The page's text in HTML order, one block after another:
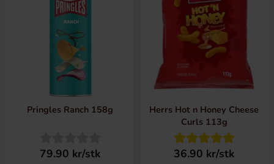
Pringles Ranch 158g
79.90 kr/stk
Herrs Hot n Honey Cheese
Curls 113g
36.90 kr/stk